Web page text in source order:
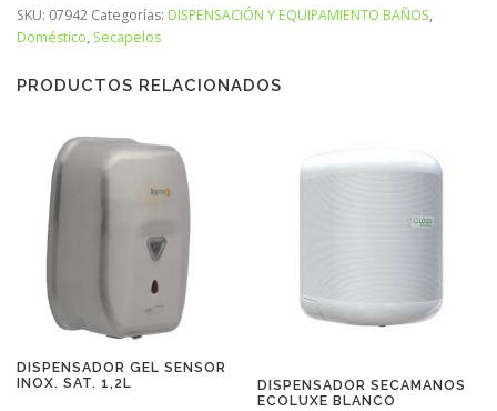
SKU: 07942 Categorías: DISPENSACIÓN Y EQUIPAMIENTO BAÑOS,
Doméstico, Secapelos
PRODUCTOS RELACIONADOS
DISPENSADOR GEL SENSOR
INOX. SAT. 1,2L
DISPENSADOR SECAMANOS
ECOLUXE BLANCO